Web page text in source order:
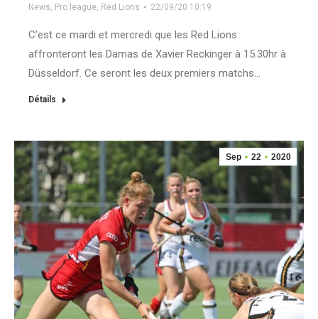
News, Pro league, Red Lions 22/09/20 10:19
C’est ce mardi et mercredi que les Red Lions
affronteront les Damas de Xavier Reckinger à 15.30hr à
Düsseldorf. Ce seront les deux premiers matchs…
Détails
Sep 22 2020